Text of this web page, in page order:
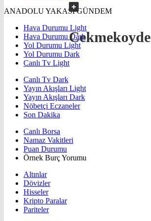
Cekmekoyde
ANADOLU YAKASI GÜNDEM
Hava Durumu Light
Hava Durumu Dark
Yol Durumu Light
Yol Durumu Dark
Canlı Tv Light
Canlı Tv Dark
Yayın Akışları Light
Yayın Akışları Dark
Nöbetçi Eczaneler
Son Dakika
Canlı Borsa
Namaz Vakitleri
Puan Durumu
Örnek Burç Yorumu
Altınlar
Dövizler
Hisseler
Kripto Paralar
Pariteler